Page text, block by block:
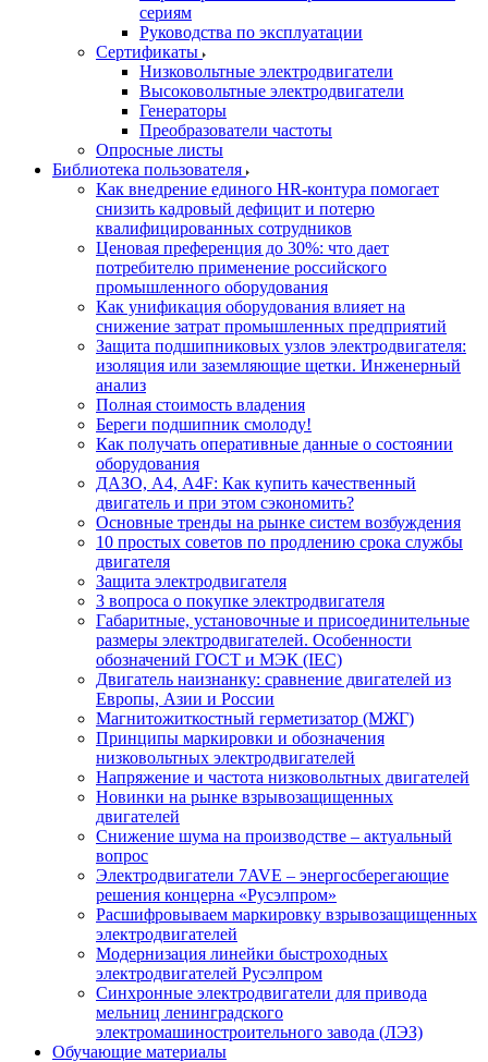
сериям
Руководства по эксплуатации
Сертификаты
Низковольтные электродвигатели
Высоковольтные электродвигатели
Генераторы
Преобразователи частоты
Опросные листы
Библиотека пользователя
Как внедрение единого HR-контура помогает
снизить кадровый дефицит и потерю
квалифицированных сотрудников
Ценовая преференция до 30%: что дает
потребителю применение российского
промышленного оборудования
Как унификация оборудования влияет на
снижение затрат промышленных предприятий
Защита подшипниковых узлов электродвигателя:
изоляция или заземляющие щетки. Инженерный
анализ
Полная стоимость владения
Береги подшипник смолоду!
Как получать оперативные данные о состоянии
оборудования
ДАЗО, А4, А4F: Как купить качественный
двигатель и при этом сэкономить?
Основные тренды на рынке систем возбуждения
10 простых советов по продлению срока службы
двигателя
Защита электродвигателя
3 вопроса о покупке электродвигателя
Габаритные, установочные и присоединительные
размеры электродвигателей. Особенности
обозначений ГОСТ и МЭК (IEC)
Двигатель наизнанку: сравнение двигателей из
Европы, Азии и России
Магнитожиткостный герметизатор (МЖГ)
Принципы маркировки и обозначения
низковольтных электродвигателей
Напряжение и частота низковольтных двигателей
Новинки на рынке взрывозащищенных
двигателей
Снижение шума на производстве – актуальный
вопрос
Электродвигатели 7AVE – энергосберегающие
решения концерна «Русэлпром»
Расшифровываем маркировку взрывозащищенных
электродвигателей
Модернизация линейки быстроходных
электродвигателей Русэлпром
Синхронные электродвигатели для привода
мельниц ленинградского
электромашиностроительного завода (ЛЭЗ)
Обучающие материалы